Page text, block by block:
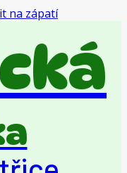
na zápatí